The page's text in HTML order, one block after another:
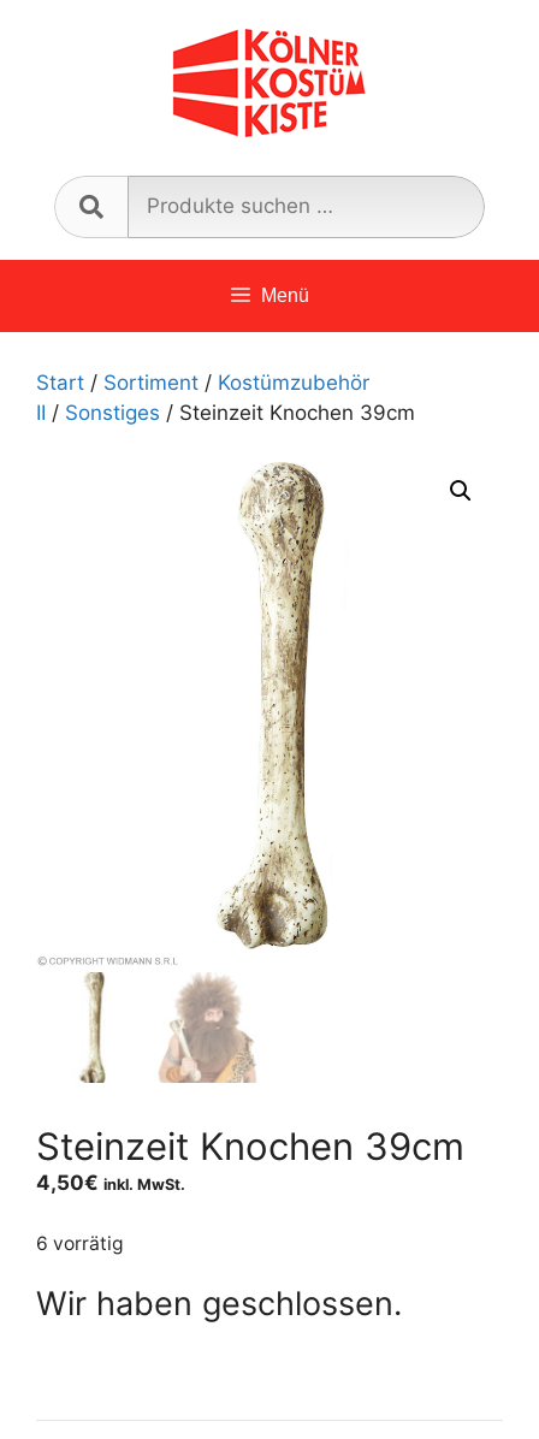
nach:
Menü
Start / Sortiment / Kostümzubehör
II / Sonstiges / Steinzeit Knochen 39cm
Steinzeit Knochen 39cm
4,50€ inkl. MwSt.
6 vorrätig
Wir haben geschlossen.